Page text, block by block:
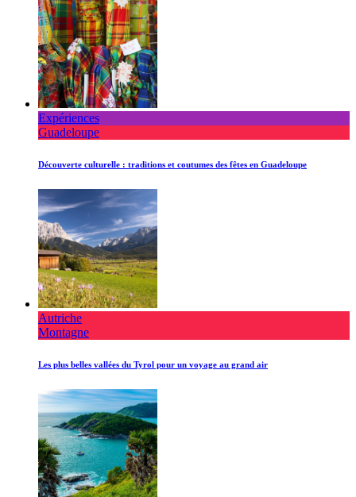
Expériences
Guadeloupe
Découverte culturelle : traditions et coutumes des fêtes en Guadeloupe
Autriche
Montagne
Les plus belles vallées du Tyrol pour un voyage au grand air